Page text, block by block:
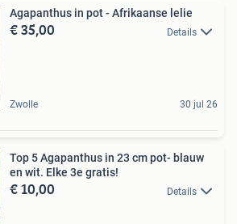
Agapanthus in pot - Afrikaanse lelie
€ 35,00 Details
Zwolle 30 jul 26
Top 5 Agapanthus in 23 cm pot- blauw
en wit. Elke 3e gratis!
€ 10,00 Details